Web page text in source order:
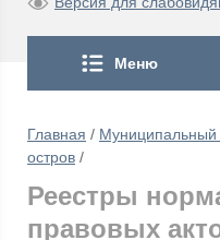
Меню
Главная /
остров /
Реестры
правовых